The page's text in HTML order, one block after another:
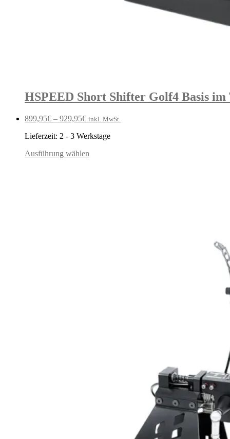
HSPEED Short Shifter Golf4 Basis im
899,95€ – 929,95€ inkl. MwSt.
Lieferzeit: 2 - 3 Werkstage
Ausführung wählen